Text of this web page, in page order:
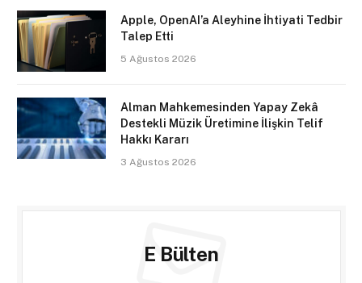
Apple, OpenAI’a Aleyhine İhtiyati Tedbir
Talep Etti
5 Ağustos 2026
Alman Mahkemesinden Yapay Zekâ
Destekli Müzik Üretimine İlişkin Telif
Hakkı Kararı
3 Ağustos 2026
E Bülten